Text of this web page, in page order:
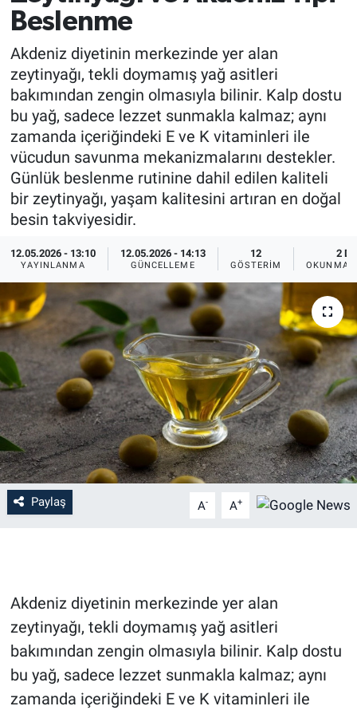
Beslenme
Akdeniz diyetinin merkezinde yer alan
zeytinyağı, tekli doymamış yağ asitleri
bakımından zengin olmasıyla bilinir. Kalp dostu
bu yağ, sadece lezzet sunmakla kalmaz; aynı
zamanda içeriğindeki E ve K vitaminleri ile
vücudun savunma mekanizmalarını destekler.
Günlük beslenme rutinine dahil edilen kaliteli
bir zeytinyağı, yaşam kalitesini artıran en doğal
besin takviyesidir.
12.05.2026 - 13:10
YAYINLANMA
12.05.2026 - 14:13
GÜNCELLEME
12
GÖSTERIM
2 DK
OKUNMA
Paylaş A- A+
Akdeniz diyetinin merkezinde yer alan
zeytinyağı, tekli doymamış yağ asitleri
bakımından zengin olmasıyla bilinir. Kalp dostu
bu yağ, sadece lezzet sunmakla kalmaz; aynı
zamanda içeriğindeki E ve K vitaminleri ile
EĞİTİM
MAGAZİN
ÖZEL HABER
HALK54 PANORAMA